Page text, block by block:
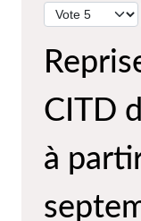
Veuillez voter
CITD
à